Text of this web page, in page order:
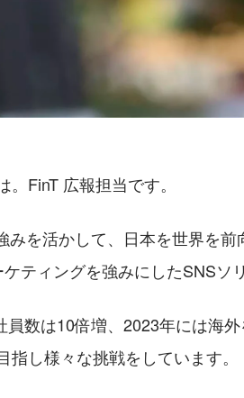
FinT 広報担当です。
みを活かして、日本を世界を
ティングを強みにしたSNSソ
数は10倍増、2023年には海
指し様々な挑戦をしています。